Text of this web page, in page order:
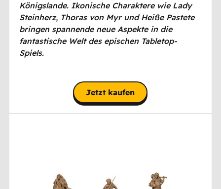
Königslande. Ikonische Charaktere wie Lady
Steinherz, Thoras von Myr und Heiße Pastete
bringen spannende neue Aspekte in die
fantastische Welt des epischen Tabletop-
Spiels.
Jetzt kaufen